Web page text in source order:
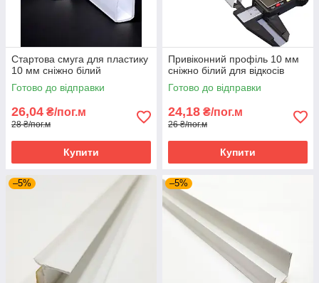
Стартова смуга для пластику
10 мм сніжно білий
Готово до відправки
26,04 ₴/пог.м
28 ₴/пог.м
Купити
Привіконний профіль 10 мм
сніжно білий для відкосів
Готово до відправки
24,18 ₴/пог.м
26 ₴/пог.м
Купити
–5% –5%